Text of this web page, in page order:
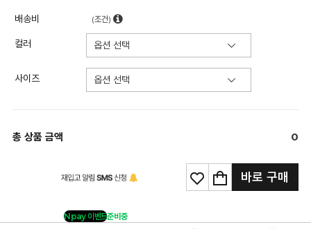
배송비 (조건)
컬러
사이즈
총 상품 금액 0
바로 구매
Npay 이벤트준비중